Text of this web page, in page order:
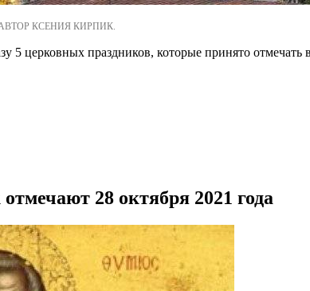
АВТОР КСЕНИЯ КИРПИК.
5 церковных праздников, которые принято
28 октября 2021 года